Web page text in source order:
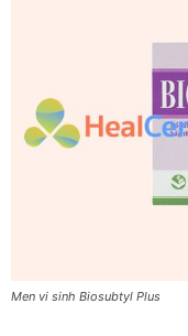
Men vi sinh Biosubtyl Plus